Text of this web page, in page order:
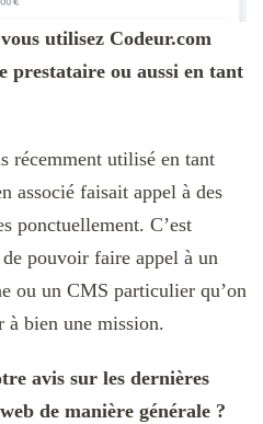
utilisez Codeur.com
prestataire ou aussi en tant
récemment utilisé en tant
associé faisait appel à des
ponctuellement. C’est
pouvoir faire appel à un
ou un CMS particulier qu’on
à bien une mission.
avis sur les dernières
de manière générale ?